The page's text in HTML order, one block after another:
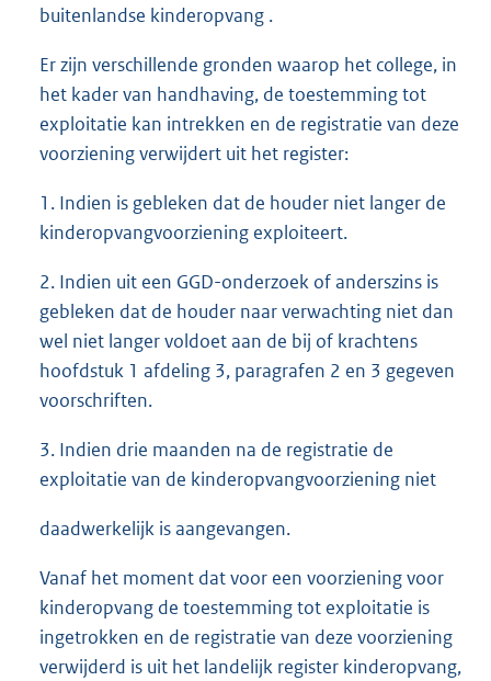
buitenlandse kinderopvang .
Er zijn verschillende gronden waarop het college, in
het kader van handhaving, de toestemming tot
exploitatie kan intrekken en de registratie van deze
voorziening verwijdert uit het register:
1. Indien is gebleken dat de houder niet langer de
kinderopvangvoorziening exploiteert.
2. Indien uit een GGD-onderzoek of anderszins is
gebleken dat de houder naar verwachting niet dan
wel niet langer voldoet aan de bij of krachtens
hoofdstuk 1 afdeling 3, paragrafen 2 en 3 gegeven
voorschriften.
3. Indien drie maanden na de registratie de
exploitatie van de kinderopvangvoorziening niet
daadwerkelijk is aangevangen.
Vanaf het moment dat voor een voorziening voor
kinderopvang de toestemming tot exploitatie is
ingetrokken en de registratie van deze voorziening
verwijderd is uit het landelijk register kinderopvang,